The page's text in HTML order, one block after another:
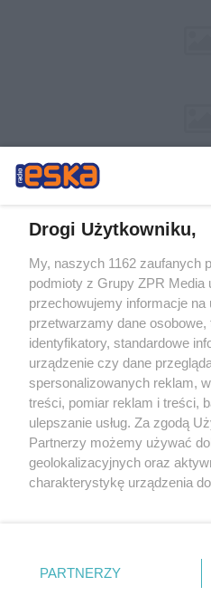
Żaden utwór zamieszczony w
rozpowszechniany lub dalej
tym także elektroniczny lub
eksploatacji w jakiejkolwiek formie,
Internecie bez pisemnej zgody
wykorzystanie utworów w całości lub
tzn. bez właściwej zgody, jest
ścigane prawnie.
Drogi Użytkowniku,
My, naszych 1162 zaufanych
podmioty z Grupy ZPR Media
przechowujemy informacje na
przetwarzamy dane osobowe,
identyfikatory, standardowe
urządzenie czy dane
spersonalizowanych reklam,
treści, pomiar reklam i treści,
ulepszanie usług. Za zgodą
Partnerzy możemy używać
geolokalizacyjnych oraz
charakterystykę urządzenia
zmienić/wycofać klikając
znajdujący się w lewym
PARTNERZY